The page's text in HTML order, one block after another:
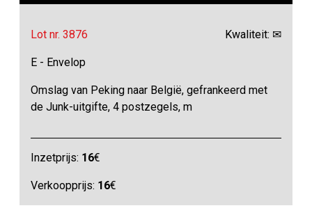
Lot nr. 3876 Kwaliteit: ✉
E - Envelop
Omslag van Peking naar België, gefrankeerd met
de Junk-uitgifte, 4 postzegels, m
Inzetprijs: 16€
Verkoopprijs: 16€